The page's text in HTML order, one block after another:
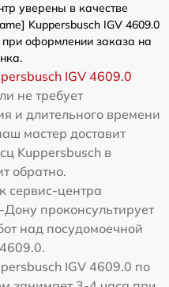
уверены в качестве
Kuppersbusch IGV 4609.0
оформлении заказа на
IGV 4609.0
не требует
и длительного времени
мастер доставит
Kuppersbusch в
обратно.
сервис-центра
проконсультирует
над посудомоечной
IGV 4609.0 по